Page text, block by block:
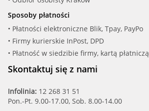
Sposoby płatności
• Płatności elektroniczne Blik, Tpay, PayPo
• Firmy kurierskie InPost, DPD
• Płatność w siedzibie firmy, kartą płatniczą
Skontaktuj się z nami
Infolinia: 12 268 31 51
Pon.-Pt. 9.00-17.00, Sob. 8.00-14.00